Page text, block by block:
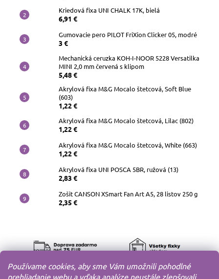
Používame cookies, aby sme Vám umožnili pohodlné
prehliadanie webu a vďaka analýze neustále zlepšovali
Kriedová fixa UNI CHALK 17K, bielá
6,91 €
Gumovacie pero PILOT FriXion Clicker 05, modré
3 €
Mechanická ceruzka KOH-I-NOOR 5228 Versatilka
MINI 2,0 mm červená s klipom
5,48 €
Akrylová fixa M&G Mocalo štetcová, Soft Blue
(603)
1,22 €
Akrylová fixa M&G Mocalo štetcová, Lilac (802)
1,22 €
Akrylová fixa M&G Mocalo štetcová, White (663)
1,22 €
Akrylová fixa UNI POSCA 5BR, ružová (13)
2,83 €
Zošit CANSON XSmart Fan Art A5, 28 listov 250 g
2,35 €